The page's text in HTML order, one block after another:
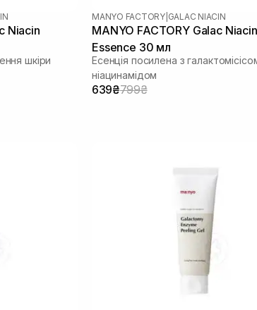
Niacin
шкіри
MANYO FACTORY| GALAC NIACIN
MANYO FACTORY Galac
Essence 30 мл
Есенція посилена з
ніацинамідом
639₴799₴